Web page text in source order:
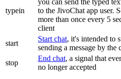
typein
you can send the typed
to the JivoChat app user.
more than once every 5
client
start
Start chat, it's intended to
sending a message by the
stop
End chat, a signal that
no longer accepted